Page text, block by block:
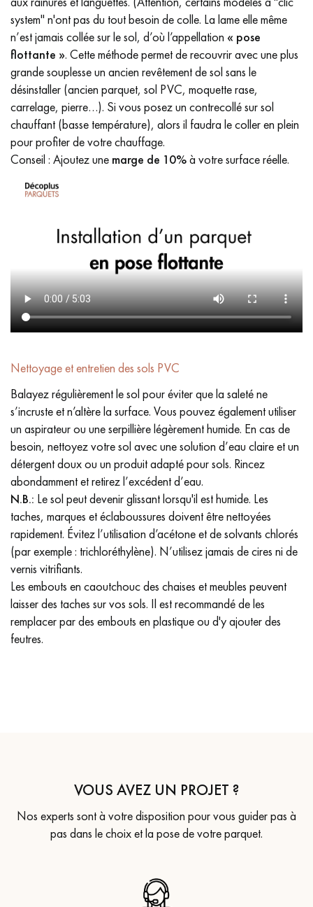
system" n'ont pas du tout besoin de colle. La lame elle même
n’est jamais collée sur le sol, d’où l’appellation « pose
flottante ». Cette méthode permet de recouvrir avec une plus
grande souplesse un ancien revêtement de sol sans le
désinstaller (ancien parquet, sol PVC, moquette rase,
carrelage, pierre…). Si vous posez un contrecollé sur sol
chauffant (basse température), alors il faudra le coller en plein
pour profiter de votre chauffage.
Conseil : Ajoutez une marge de 10%à votre surface réelle.
Nettoyage et entretien des sols PVC
Balayez régulièrement le sol pour éviter que la saleté ne
s’incruste et n’altère la surface. Vous pouvez également utiliser
un aspirateur ou une serpillière légèrement humide. En cas de
besoin, nettoyez votre sol avec une solution d’eau claire et un
détergent doux ou un produit adapté pour sols. Rincez
abondamment et retirez l’excédent d’eau.
N.B.: Le sol peut devenir glissant lorsqu'il est humide. Les
taches, marques et éclaboussures doivent être nettoyées
rapidement. Évitez l’utilisation d’acétone et de solvants chlorés
(par exemple : trichloréthylène). N’utilisez jamais de cires ni de
vernis vitrifiants.
Les embouts en caoutchouc des chaises et meubles peuvent
laisser des taches sur vos sols. Il est recommandé de les
remplacer par des embouts en plastique ou d'y ajouter des
feutres.
VOUS AVEZ UN PROJET ?
Nos experts sont à votre disposition pour vous guider pas à
pas dans le choix et la pose de votre parquet.